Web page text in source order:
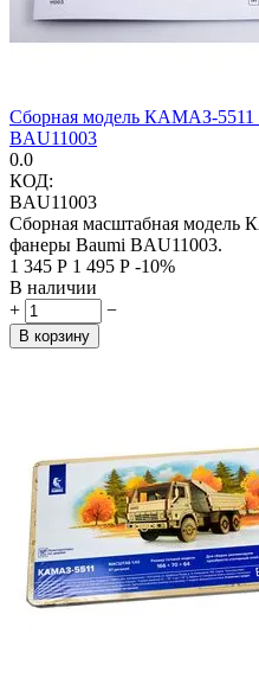
Сборная модель КАМАЗ-5511
BAU11003
0.0
КОД:
BAU11003
Сборная масштабная модель
фанеры Baumi BAU11003.
1 345 Р 1 495 Р -10%
В наличии
+
−
В корзину